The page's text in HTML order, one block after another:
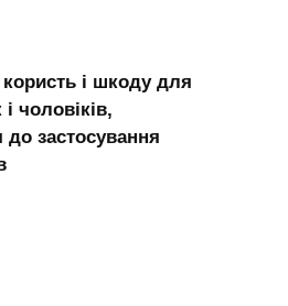
і шкоду для
чоловіків,
до застосування